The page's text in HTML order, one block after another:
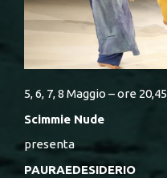
5, 6, 7, 8 Maggio – ore 20,45
Scimmie Nude
presenta
PAURAEDESIDERIO